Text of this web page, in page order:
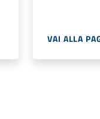
VAI ALLA